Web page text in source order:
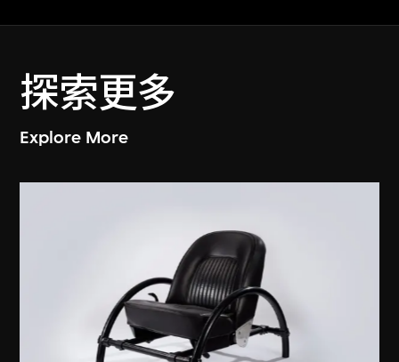
探索更多
Explore More